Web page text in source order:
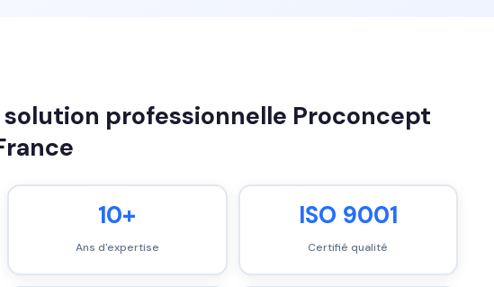
professionnelle Proconcept
10+
Ans d'expertise
ISO 9001
Certifié qualité